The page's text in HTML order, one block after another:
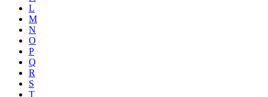
L
M
N
O
P
Q
R
S
T